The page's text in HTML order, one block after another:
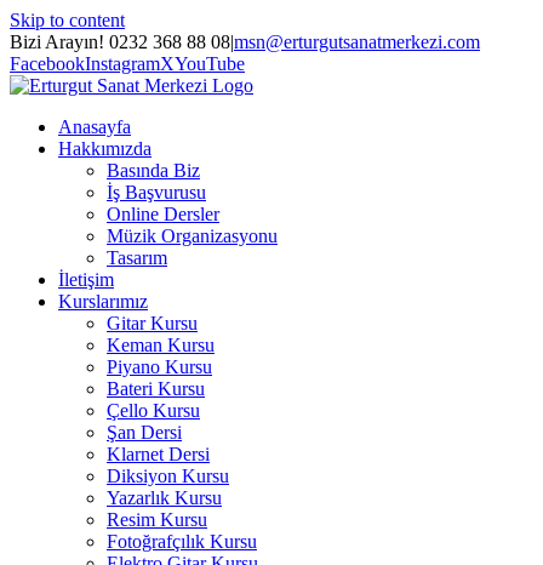
Skip to content
Bizi Arayın! 0232 368 88 08|msn@erturgutsanatmerkezi.com
FacebookInstagramXYouTube
Anasayfa
Hakkımızda
Basında Biz
İş Başvurusu
Online Dersler
Müzik Organizasyonu
Tasarım
İletişim
Kurslarımız
Gitar Kursu
Keman Kursu
Piyano Kursu
Bateri Kursu
Çello Kursu
Şan Dersi
Klarnet Dersi
Diksiyon Kursu
Yazarlık Kursu
Resim Kursu
Fotoğrafçılık Kursu